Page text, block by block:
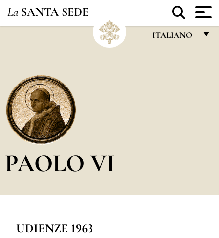
La SANTA SEDE
ITALIANO
العربيّة
PAOLO VI
UDIENZE 1963